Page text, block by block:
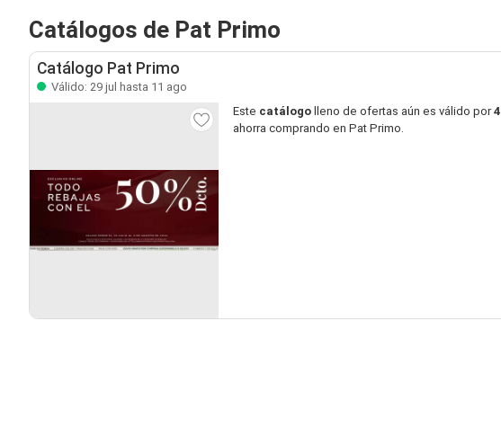
Catálogos de Pat Primo
Catálogo Pat Primo
Válido: 29 jul hasta 11 ago
Este catálogo lleno de ofertas aún es válido por4
ahorra comprando en Pat Primo.